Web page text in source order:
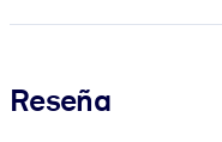
Reseña